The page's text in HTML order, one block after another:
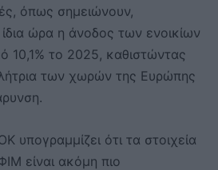
όπως σημειώνουν,
ώρα η άνοδος των ενοικίων
10,1% το 2025, καθιστώντας
των χωρών της Ευρώπης
υπογραμμίζει ότι τα στοιχεία
είναι ακόμη πιο